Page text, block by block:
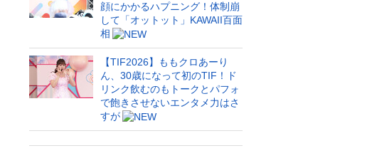
顔にかかるハプニング！体制崩
して「オットット」KAWAII百面
相
【TIF2026】ももクロあーり
ん、30歳になって初のTIF！ド
リンク飲むのもトークとパフォ
で飽きさせないエンタメ力はさ
すが